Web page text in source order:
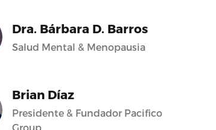
Dra. Bárbara D. Barros
Salud Mental & Menopausia
Brian Díaz
Presidente & Fundador Pacifico
Group